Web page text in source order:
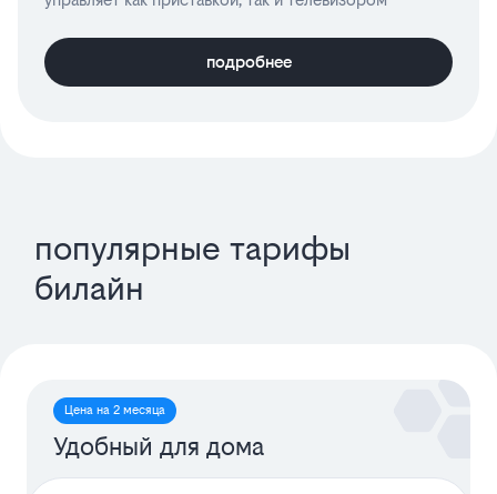
подробнее
популярные тарифы
билайн
Цена на 2 месяца
Удобный для дома